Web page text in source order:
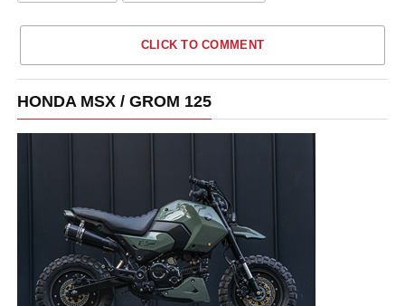
CLICK TO COMMENT
HONDA MSX / GROM 125